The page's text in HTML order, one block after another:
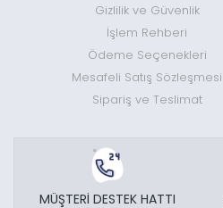
Gizlilik ve Güvenlik
İşlem Rehberi
Ödeme Seçenekleri
Mesafeli Satış Sözleşmesi
Sipariş ve Teslimat
MÜŞTERİ DESTEK HATTI